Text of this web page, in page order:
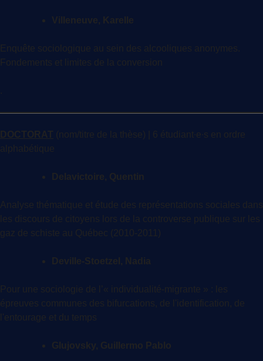
Villeneuve, Karelle
Enquête sociologique au sein des alcooliques anonymes.
Fondements et limites de la conversion
DOCTORAT (nom/titre de la thèse) | 6 étudiant∙e∙s en ordre
alphabétique
Delavictoire, Quentin
Analyse thématique et étude des représentations sociales dans
les discours de citoyens lors de la controverse publique sur les
gaz de schiste au Québec (2010-2011)
Deville-Stoetzel, Nadia
Pour une sociologie de l’« individualité-migrante » : les
épreuves communes des bifurcations, de l'identification, de
l'entourage et du temps
Glujovsky, Guillermo Pablo